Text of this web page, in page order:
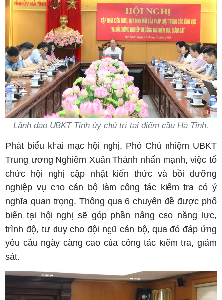
Lãnh đạo UBKT Tỉnh ủy chủ trì tại điểm cầu Hà Tĩnh.
Phát biểu khai mạc hội nghị, Phó Chủ nhiệm UBKT
Trung ương Nghiêm Xuân Thành nhấn mạnh, việc tổ
chức hội nghị cập nhật kiến thức và bồi dưỡng
nghiệp vụ cho cán bộ làm công tác kiểm tra có ý
nghĩa quan trọng. Thông qua 6 chuyên đề được phổ
biến tại hội nghị sẽ góp phần nâng cao năng lực,
trình độ, tư duy cho đội ngũ cán bộ, qua đó đáp ứng
yêu cầu ngày càng cao của công tác kiểm tra, giám
sát.